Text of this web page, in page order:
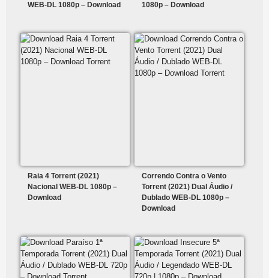
WEB-DL 1080p – Download
1080p – Download
Raia 4 Torrent (2021)
Nacional WEB-DL 1080p –
Download
Correndo Contra o Vento
Torrent (2021) Dual Áudio /
Dublado WEB-DL 1080p –
Download